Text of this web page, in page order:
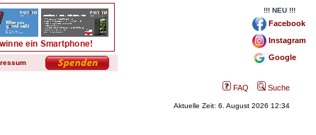
!!! NEU !!!
Facebook
Instagram
Google
FAQ Suche
Aktuelle Zeit: 6. August 2026 12:34